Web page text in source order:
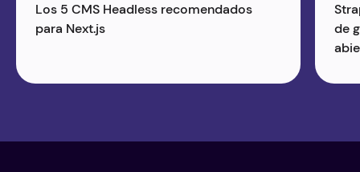
Los 5 CMS Headless recomendados
para Next.js
de